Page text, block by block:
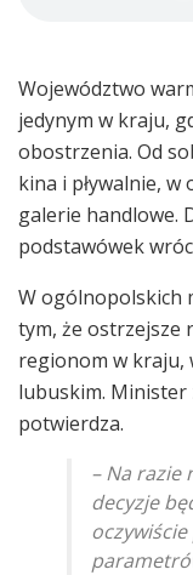
Województwo
jedynym w kraju,
obostrzenia. Od
kina i pływalnie, w
galerie handlowe.
podstawówek
W ogólnopolskich
tym, że ostrzejsze
regionom w kraju,
lubuskim. Minister
potwierdza.
– Na razie
decyzje